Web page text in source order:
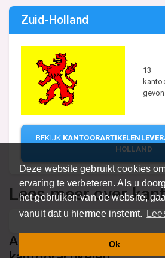
Deze website gebruikt cookies
ervaring te verbeteren. Als u
het gebruiken van de website,
vanuit dat u hiermee instemt.
Ok
Zuid-Holland
13
BEKIJK
HOLLAND
Lees meer over
Aanbevolen content over